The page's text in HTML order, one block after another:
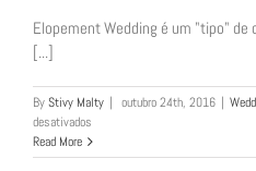
Elopement Wedding é um "tipo"
[...]
ByStivy Malty | outubro 24th, 2016 |
desativados
Elopement
Wedding
Read More